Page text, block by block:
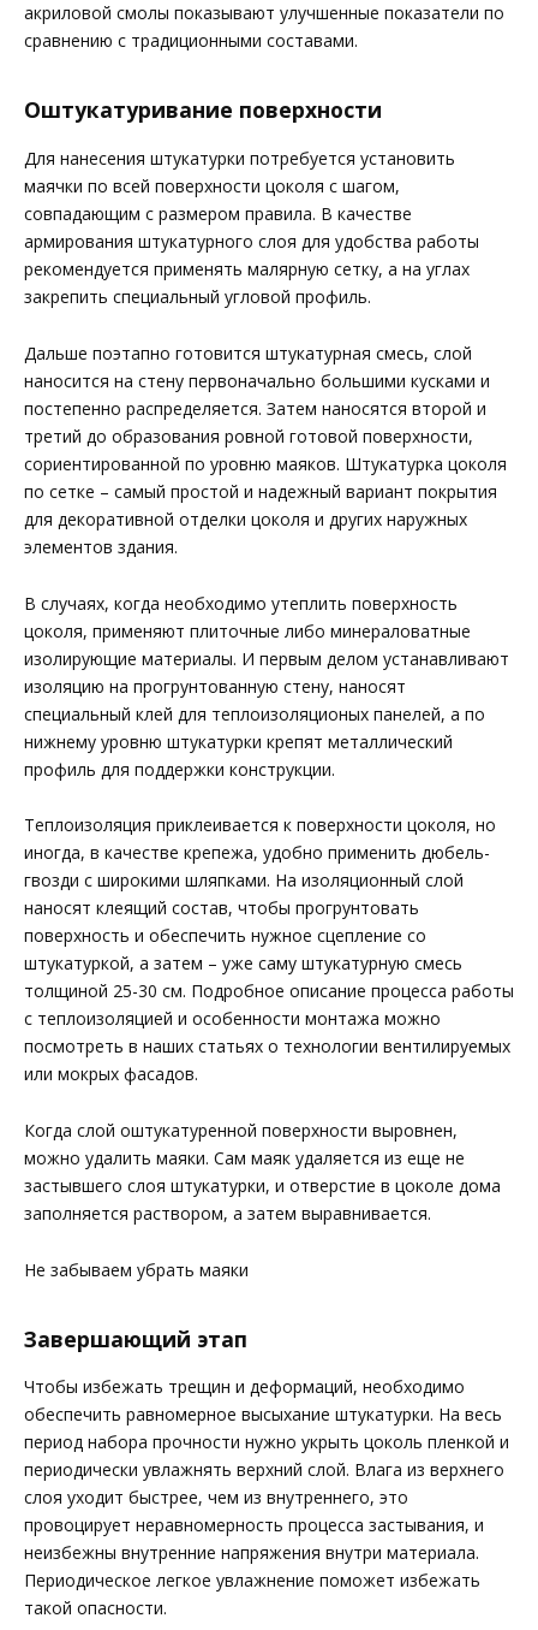
акриловой смолы показывают улучшенные показатели по
сравнению с традиционными составами.
Оштукатуривание поверхности
Для нанесения штукатурки потребуется установить
маячки по всей поверхности цоколя с шагом,
совпадающим с размером правила. В качестве
армирования штукатурного слоя для удобства работы
рекомендуется применять малярную сетку, а на углах
закрепить специальный угловой профиль.
Дальше поэтапно готовится штукатурная смесь, слой
наносится на стену первоначально большими кусками и
постепенно распределяется. Затем наносятся второй и
третий до образования ровной готовой поверхности,
сориентированной по уровню маяков. Штукатурка цоколя
по сетке – самый простой и надежный вариант покрытия
для декоративной отделки цоколя и других наружных
элементов здания.
В случаях, когда необходимо утеплить поверхность
цоколя, применяют плиточные либо минераловатные
изолирующие материалы. И первым делом устанавливают
изоляцию на прогрунтованную стену, наносят
специальный клей для теплоизоляционых панелей, а по
нижнему уровню штукатурки крепят металлический
профиль для поддержки конструкции.
Теплоизоляция приклеивается к поверхности цоколя, но
иногда, в качестве крепежа, удобно применить дюбель-
гвозди с широкими шляпками. На изоляционный слой
наносят клеящий состав, чтобы прогрунтовать
поверхность и обеспечить нужное сцепление со
штукатуркой, а затем – уже саму штукатурную смесь
толщиной 25-30 см. Подробное описание процесса работы
с теплоизоляцией и особенности монтажа можно
посмотреть в наших статьях о технологии вентилируемых
или мокрых фасадов.
Когда слой оштукатуренной поверхности выровнен,
можно удалить маяки. Сам маяк удаляется из еще не
застывшего слоя штукатурки, и отверстие в цоколе дома
заполняется раствором, а затем выравнивается.
Не забываем убрать маяки
Завершающий этап
Чтобы избежать трещин и деформаций, необходимо
обеспечить равномерное высыхание штукатурки. На весь
период набора прочности нужно укрыть цоколь пленкой и
периодически увлажнять верхний слой. Влага из верхнего
слоя уходит быстрее, чем из внутреннего, это
провоцирует неравномерность процесса застывания, и
неизбежны внутренние напряжения внутри материала.
Периодическое легкое увлажнение поможет избежать
такой опасности.